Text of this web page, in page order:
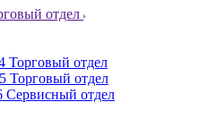
отдел
Торговый отдел
Торговый отдел
Сервисный отдел